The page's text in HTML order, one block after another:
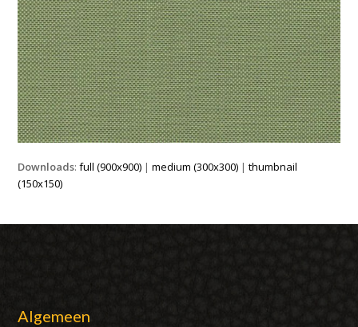
Downloads:full (900x900) |medium (300x300) |thumbnail
(150x150)
Algemeen